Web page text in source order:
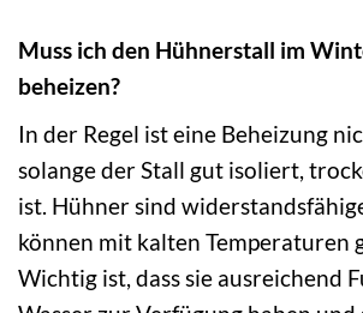
Muss ich den Hühnerstall im
beheizen?
In der Regel ist eine Beheizung
solange der Stall gut isoliert,
ist. Hühner sind
können mit kalten Temperaturen
Wichtig ist, dass sie ausreichend